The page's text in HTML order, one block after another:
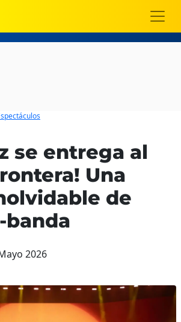
se entrega al
Una
de
banda
2026